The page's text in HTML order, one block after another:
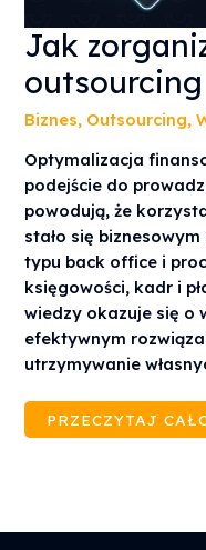
Jak
Biznes, Outsourcing,
Optymalizacja
podejście do
powodują, że
stało się
typu back office i
księgowości, kadr i
wiedzy okazuje się o
efektywnym
utrzymywanie
JAK
ZORGANIZOWAĆ
OUTSOURCING
DLA
TWOJEJ
PRZECZYTAJ